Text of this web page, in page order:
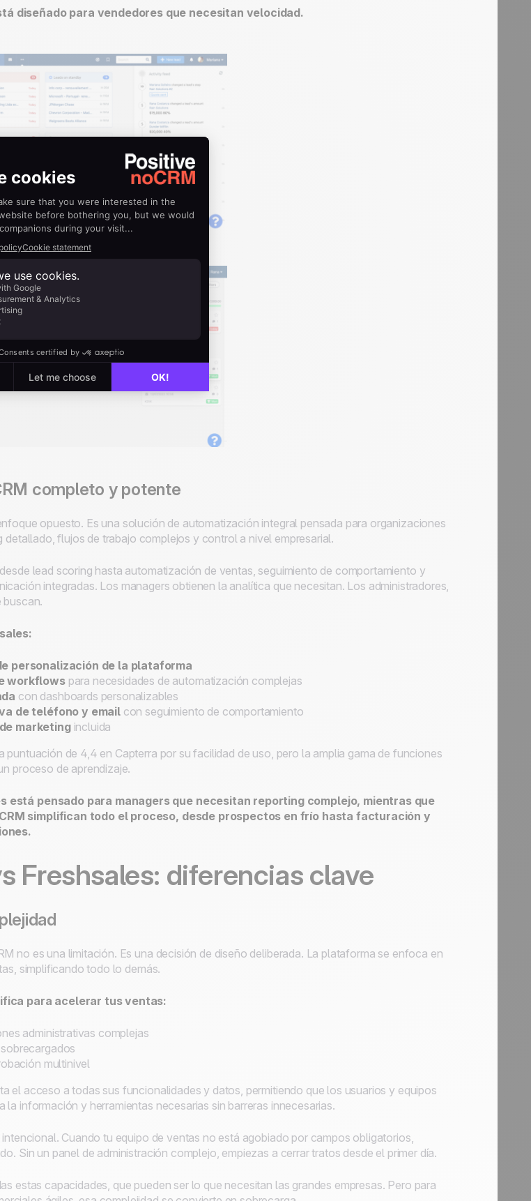
diseñado para vendedores que necesitan velocidad.
completo y potente
opuesto. Es una solución de automatización integral pensada para organizaciones
detallado, flujos de trabajo complejos y control a nivel empresarial.
lead scoring hasta automatización de ventas, seguimiento de comportamiento y
integradas. Los managers obtienen la analítica que necesitan. Los administradores,
buscan.
personalización de la plataforma
workflowspara necesidades de automatización complejas
con dashboards personalizables
de teléfono y emailcon seguimiento de comportamiento
marketingincluida
puntuación de 4,4 en Capterra por su facilidad de uso, pero la amplia gama de funciones
proceso de aprendizaje.
está pensado para managers que necesitan reporting complejo, mientras que
simplifican todo el proceso, desde prospectos en frío hasta facturación y
Freshsales: diferencias clave
no es una limitación. Es una decisión de diseño deliberada. La plataforma se enfoca en
simplificando todo lo demás.
para acelerar tus ventas:
administrativas complejas
multinivel
el acceso a todas sus funcionalidades y datos, permitiendo que los usuarios y equipos
la información y herramientas necesarias sin barreras innecesarias.
Cuando tu equipo de ventas no está agobiado por campos obligatorios,
Sin un panel de administración complejo, empiezas a cerrar tratos desde el primer día.
estas capacidades, que pueden ser lo que necesitan las grandes empresas. Pero para